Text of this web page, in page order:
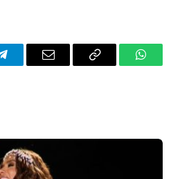
TelegramEmail
Copy